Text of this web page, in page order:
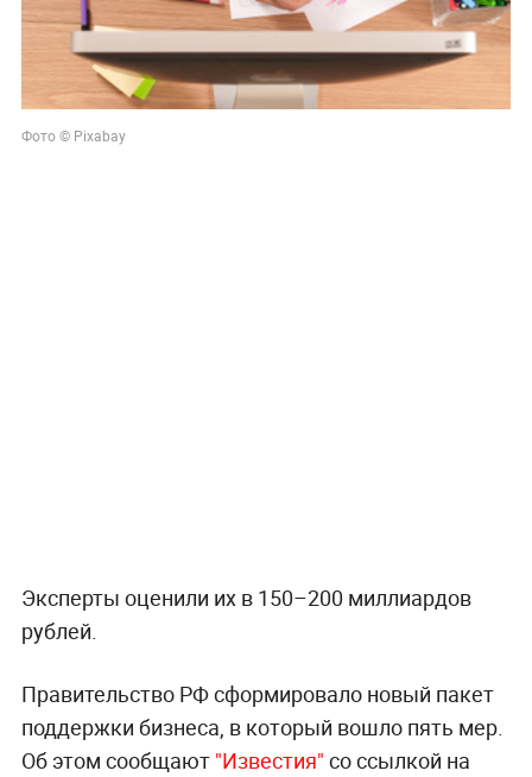
Фото © Pixabay
Эксперты оценили их в 150–200 миллиардов
рублей.
Правительство РФ сформировало новый пакет
поддержки бизнеса, в который вошло пять мер.
Об этом сообщают "Известия" со ссылкой на